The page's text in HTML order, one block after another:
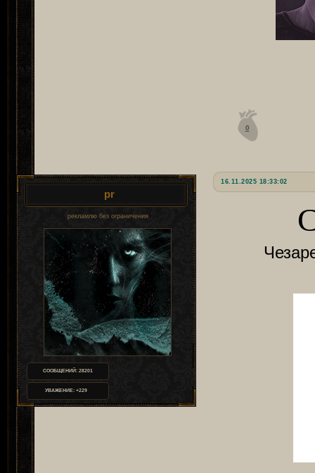
0
16.11.2025 18:33:02
pr
рекламлю без ограничения
СООБЩЕНИЙ: 28201
УВАЖЕНИЕ: +229